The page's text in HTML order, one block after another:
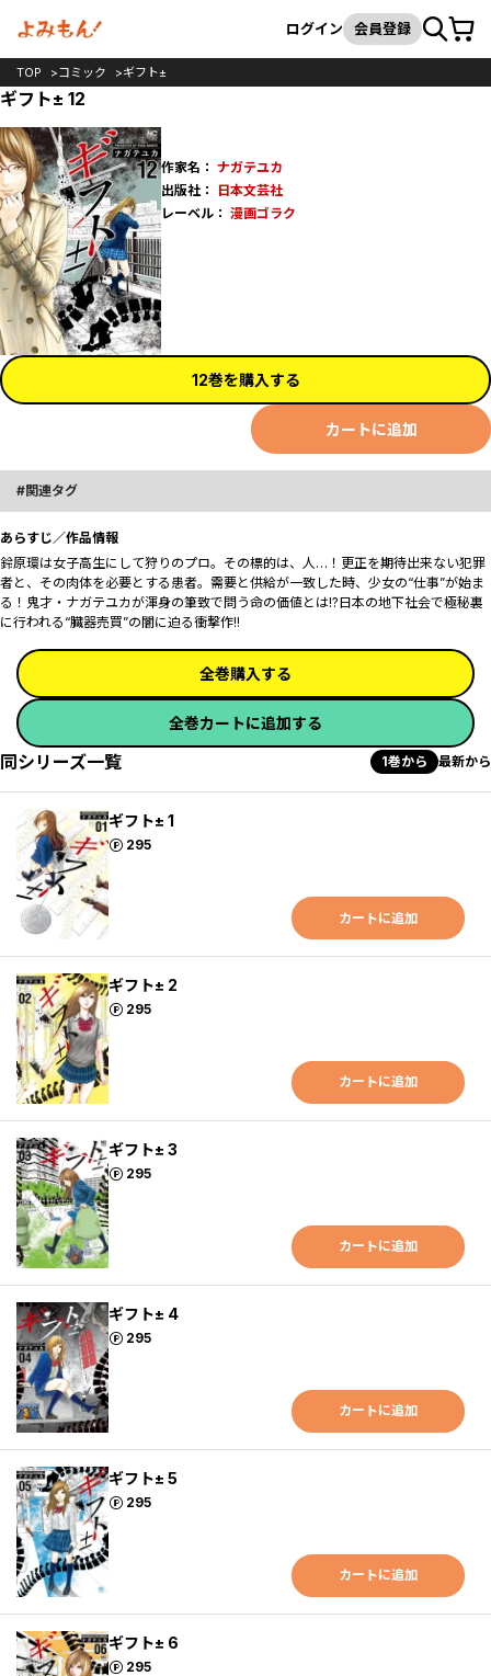
検索
ログイン 会員登録カート
TOP コミック ギフト±
ギフト± 12
作家名： ナガテユカ
出版社：
日本文芸社
レーベル： 漫画ゴラク
12巻を購入する
カートに追加
関連タグ
あらすじ／作品情報
鈴原環は女子高生にして狩りのプロ。その標的は、人…！更正を期待出来ない犯罪
者と、その肉体を必要とする患者。需要と供給が一致した時、少女の“仕事”が始ま
る！鬼才・ナガテユカが渾身の筆致で問う命の価値とは!?日本の地下社会で極秘裏
に行われる“臓器売買”の闇に迫る衝撃作!!
全巻購入する
全巻カートに追加する
同シリーズ一覧 1巻から 最新から
ギフト± 1
295
ポイント
カートに追加
ギフト± 2
295
ポイント
カートに追加
ギフト± 3
295
ポイント
カートに追加
ギフト± 4
295
ポイント
カートに追加
ギフト± 5
295
ポイント
カートに追加
ギフト± 6
295
ポイント